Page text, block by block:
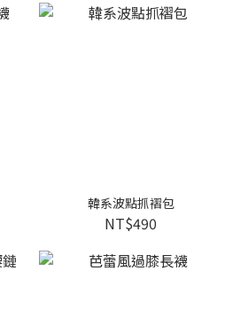
韓系波點抓褶包
NT$490